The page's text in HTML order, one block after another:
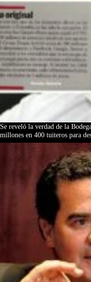
Se reveló la verdad de la
millones en 400 tuiteros para